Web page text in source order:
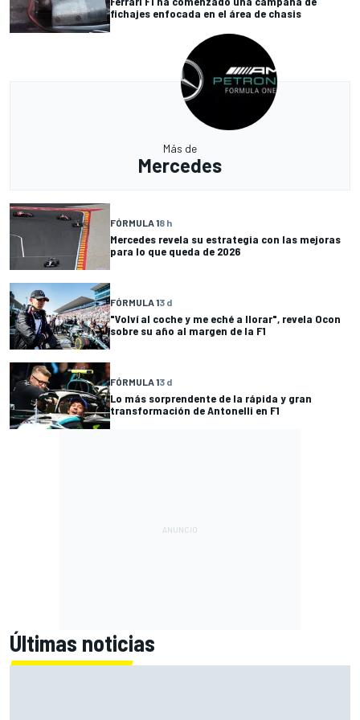
fichajes enfocada en el área de chasis
Más de
Mercedes
FÓRMULA 18 h
Mercedes revela su estrategia con las mejoras
para lo que queda de 2026
FÓRMULA 13 d
"Volví al coche y me eché a llorar", revela Ocon
sobre su año al margen de la F1
FÓRMULA 13 d
Lo más sorprendente de la rápida y gran
transformación de Antonelli en F1
Últimas noticias